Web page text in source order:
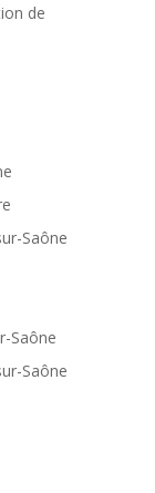
de
Saône
Saône
Saône